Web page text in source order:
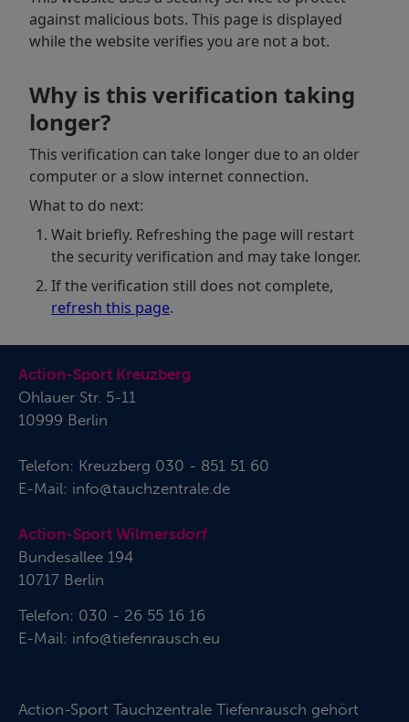
Action-Sport Kreuzberg
Ohlauer Str. 5-11
10999 Berlin
Telefon: Kreuzberg 030 - 851 51 60
E-Mail: info@tauchzentrale.de
Action-Sport Wilmersdorf
Bundesallee 194
10717 Berlin
Telefon: 030 - 26 55 16 16
E-Mail: info@tiefenrausch.eu
Action-Sport Tauchzentrale Tiefenrausch gehört